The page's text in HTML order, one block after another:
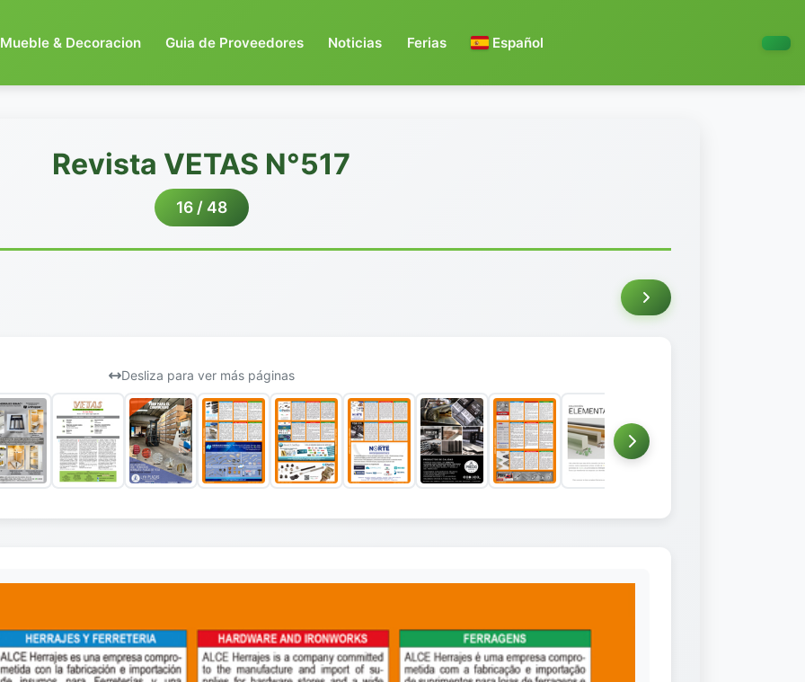
Mueble & Decoracion Guia de Proveedores Noticias Ferias Español
Revista VETAS N°517
16 / 48
Desliza para ver más páginas